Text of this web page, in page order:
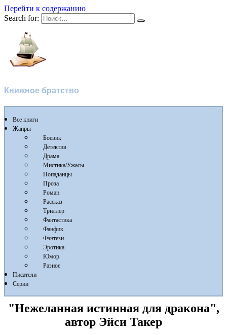
Перейти к содержанию
Search for:
Книжное братство
Все книги
Жанры
Боевик
Детектив
Драма
Мистика/Ужасы
Попаданцы
Проза
Роман
Рассказ
Триллер
Фантастика
Фанфик
Фэнтези
Эротика
Юмор
Разное
Писатели
Серии
"Нежеланная истинная для дракона",
автор Эйси Такер